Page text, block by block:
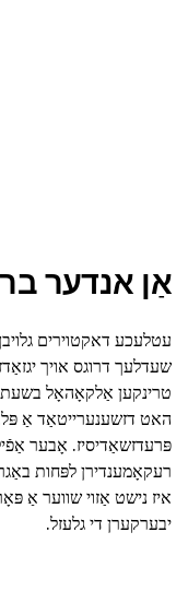
אַן אנדער
עטלעכע דאקטוירים
שעדלעך דרוגס אויך
טרינקען אַלקאָהאָל בשעת
האט דזשענערייטאַד אַ
פּרעדזשאַדיסיז. אָבער
רעקאָמענדירן לפּחות
איז נישט אַזוי שווער אַ
יבערקערן די גלעזל.